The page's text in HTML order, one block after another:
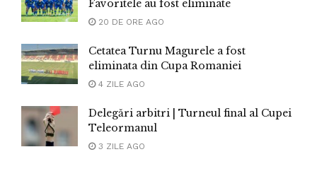
Favoritele au fost eliminate
20 DE ORE AGO
Cetatea Turnu Magurele a fost
eliminata din Cupa Romaniei
4 ZILE AGO
Delegări arbitri | Turneul final al Cupei
Teleormanul
3 ZILE AGO